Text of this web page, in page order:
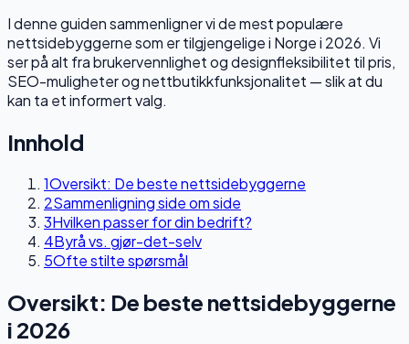
I denne guiden sammenligner vi de mest populære
nettsidebyggerne som er tilgjengelige i Norge i 2026. Vi
ser på alt fra brukervennlighet og designfleksibilitet til pris,
SEO-muligheter og nettbutikkfunksjonalitet — slik at du
kan ta et informert valg.
Innhold
1Oversikt: De beste nettsidebyggerne
2Sammenligning side om side
3Hvilken passer for din bedrift?
4Byrå vs. gjør-det-selv
5Ofte stilte spørsmål
Oversikt: De beste nettsidebyggerne
i 2026